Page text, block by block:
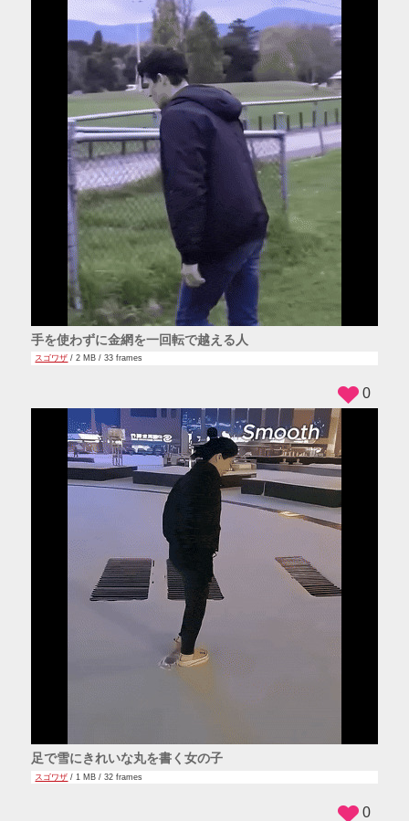
手を使わずに金網を一回転で越える人
スゴワザ / 2 MB / 33 frames
足で雪にきれいな丸を書く女の子
スゴワザ / 1 MB / 32 frames
0
0